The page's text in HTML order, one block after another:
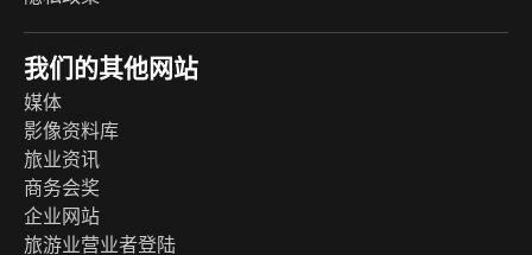
我们的其他网站
媒体
影像资料库
旅业资讯
商务会奖
企业网站
旅游业营业者登陆